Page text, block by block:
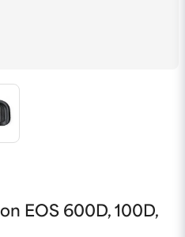
EOS 600D, 100D,